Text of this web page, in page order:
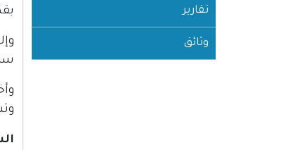
تقارير
وثائق